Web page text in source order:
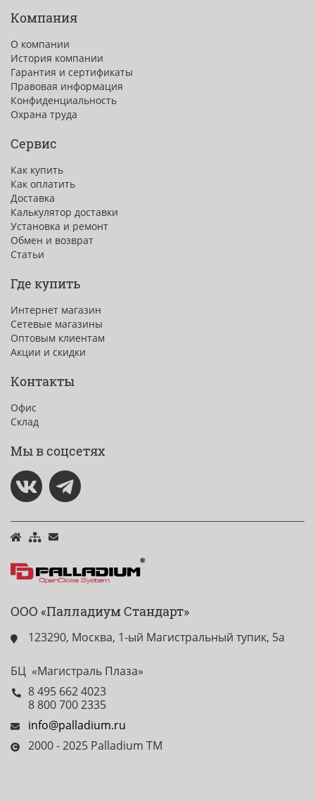
Компания
О компании
История компании
Гарантия и сертификаты
Правовая информация
Конфиденциальность
Охрана труда
Сервис
Как купить
Как оплатить
Доставка
Калькулятор доставки
Установка и ремонт
Обмен и возврат
Статьи
Где купить
Интернет магазин
Сетевые магазины
Оптовым клиентам
Акции и скидки
Контакты
Офис
Склад
Мы в соцсетях
ООО «Палладиум Стандарт»
123290, Москва, 1-ый Магистральный тупик, 5а
БЦ «Магистраль Плаза»
8 495 662 4023
8 800 700 2335
info@palladium.ru
2000 - 2025 Palladium TM